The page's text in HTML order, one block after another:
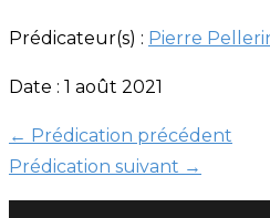
Prédicateur(s) : Pierre
Date : 1 août 2021
← Prédication précédent
Prédication suivant →